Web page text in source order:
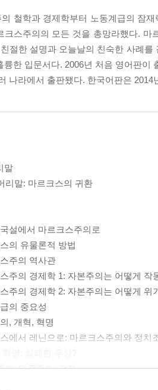
철학과 경제학부터 노동계급의 잠
크스주의의 모든 것을 총망라했다.
절한 설명과 오늘날의 친숙한 사례
륭한 입문서다. 2006년 처음 영어판이
나라에서 출판됐다. 한국어판은
말
리말: 마르크스의 귀환
설에서 마르크스주의로
의 유물론적 방법
주의 역사관
주의 경제학 1: 자본주의는 어떻게 작
주의 경제학 2: 자본주의는 어떻게 위
의 중요성
, 개혁, 혁명
에서 레닌으로: 마르크스주의와 정치
의, 민족주의, 전쟁